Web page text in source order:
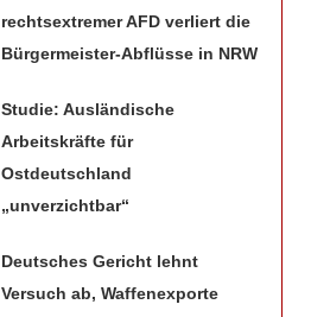
rechtsextremer AFD verliert die
Bürgermeister-Abflüsse in NRW
Studie: Ausländische
Arbeitskräfte für
Ostdeutschland
„unverzichtbar“
Deutsches Gericht lehnt
Versuch ab, Waffenexporte